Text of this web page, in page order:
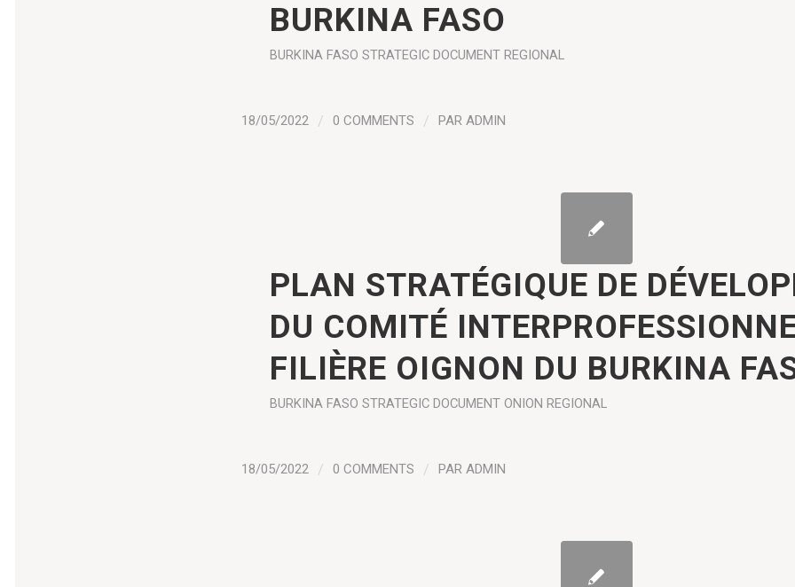
BURKINA FASO
BURKINA FASO STRATEGIC DOCUMENT REGIONAL
18/05/2022 / 0 COMMENTS / PAR ADMIN
PLAN STRATÉGIQUE DE
DU COMITÉ
FILIÈRE OIGNON DU BURKINA
BURKINA FASO STRATEGIC DOCUMENT ONION REGIONAL
18/05/2022 / 0 COMMENTS / PAR ADMIN